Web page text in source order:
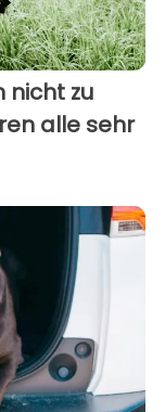
nicht zu
alle sehr